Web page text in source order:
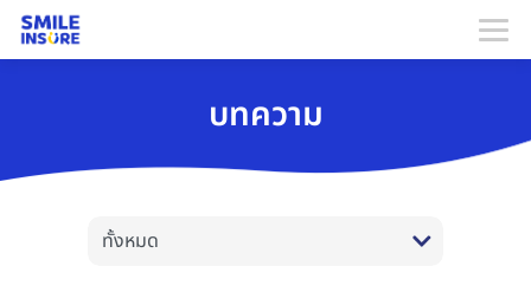
บทความ